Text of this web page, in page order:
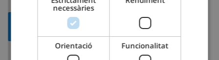
NORWEGIAN
necessàries
Orientació Funcionalitat